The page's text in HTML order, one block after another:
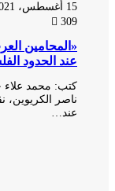
«المحامين
عند الحدود
كتب: محمد علاء خاطب
ناصر الكريوين،
عند…